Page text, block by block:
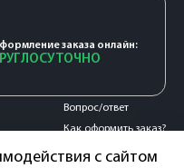
с сайтом
заказа онлайн:
Вопрос/ответ
Как оформить заказ?
Оплата и доставка